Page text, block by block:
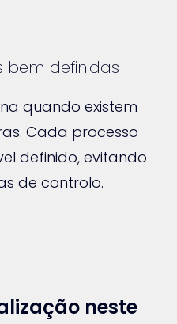
bem definidas
quando existem
Cada processo
definido, evitando
de controlo.
neste